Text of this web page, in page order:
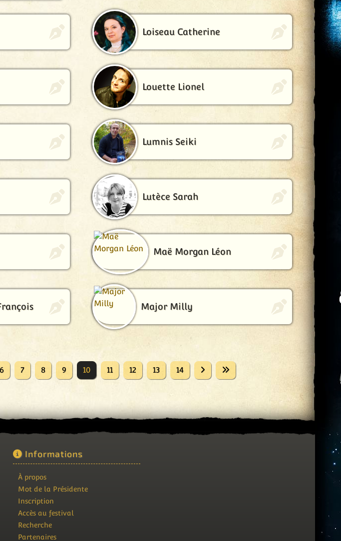
Loiseau Catherine
Louette Lionel
Lumnis Seiki
Lutèce Sarah
Maë Morgan Léon
Major Milly
6 7 8 9 10 11 12 13 14
Informations
À propos
Mot de la Présidente
Inscription
Accès au festival
Recherche
Partenaires